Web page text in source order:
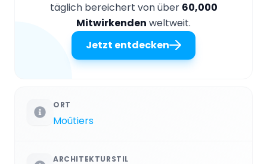
täglich bereichert von über 60,000
Mitwirkenden weltweit.
Jetzt entdecken
ORT
Moûtiers
ARCHITEKTURSTIL